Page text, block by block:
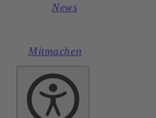
News
Mitmachen